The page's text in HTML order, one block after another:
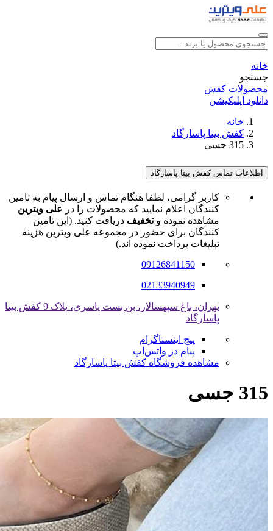
خانه
جستجو
محصولات کفش
دانلود اپلیکیشن
خانه
کفش بیتا پاسارگاد
315 جسی
اطلاعات تماس کفش بیتا پاسارگاد
کاربر گرامی، لطفا هنگام تماس و ارسال پیام به تامین
کنندگان اعلام نمایید که محصولات را در علی ویترین
مشاهده نموده وتخفیف دریافت کنید. (این تامین
کنندگان برای حضور در مجموعه علی ویترین هزینه
تبلیغات پرداخت نموده اند.)
09126841150
02133940949
تهران، باغ سپهسالار، بن بست یاسری، پلاک 9 کفش بیتا
پاسارگاد
پیج اینستاگرام
پیام در واتس‌اپ
مشاهده فروشگاه کفش بیتا پاسارگاد
315 جسی